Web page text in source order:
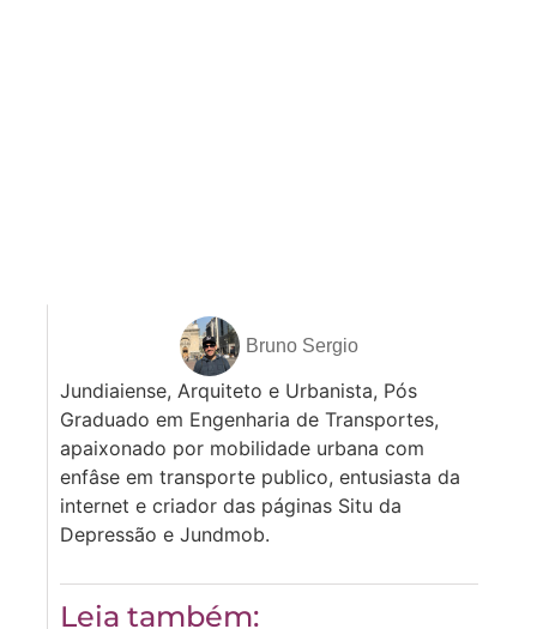
Bruno Sergio
Jundiaiense, Arquiteto e Urbanista, Pós
Graduado em Engenharia de Transportes,
apaixonado por mobilidade urbana com
enfâse em transporte publico, entusiasta da
internet e criador das páginas Situ da
Depressão e Jundmob.
Leia também: